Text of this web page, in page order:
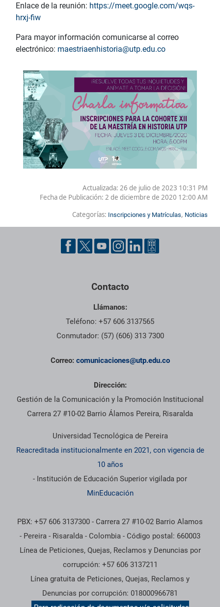
Enlace de la reunión: https://meet.google.com/wqs-
hrxj-fiw
Para mayor información comunicarse al correo
electrónico: maestriaenhistoria@utp.edu.co
Actualizada: 26 de julio de 2023 10:31 PM
Fecha de Publicación: 2 de diciembre de 2020 12:00 AM
Categorías: Inscripciones y Matrículas, Noticias
Contacto
Llámanos:
Teléfono: +57 606 3137565
Conmutador: (57) (606) 313 7300
Correo: comunicaciones@utp.edu.co
Dirección:
Gestión de la Comunicación y la Promoción Institucional
Carrera 27 #10-02 Barrio Álamos Pereira, Risaralda
Universidad Tecnológica de Pereira
Reacreditada institucionalmente en 2021, con vigencia de
10 años
- Institución de Educación Superior vigilada por
MinEducación
PBX: +57 606 3137300 - Carrera 27 #10-02 Barrio Alamos
- Pereira - Risaralda - Colombia - Código postal: 660003
Línea de Peticiones, Quejas, Reclamos y Denuncias por
corrupción: +57 606 3137211
Línea gratuita de Peticiones, Quejas, Reclamos y
Denuncias por corrupción: 018000966781